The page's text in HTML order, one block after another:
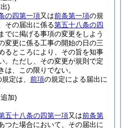
)
の四第一項又は前条第一項の規
その届出に係る第五十八条の四
までに掲げる事項の変更をしよう
変更に係る工事の開始の日の三
るところにより、その旨を知事
。 ただし、その変更が規則で定
は、この限りでない。
定は、 前項の規定による届出に
加)
五十八条の四第一項又は前条第
つた場合において、その届出に